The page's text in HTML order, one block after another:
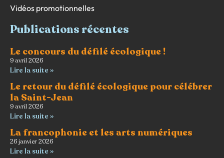
Vidéos promotionnelles
Publications récentes
Le concours du défilé écologique !
9 avril 2026
Lire la suite »
Le retour du défilé écologique pour célébrer
la Saint-Jean
9 avril 2026
Lire la suite »
La francophonie et les arts numériques
26 janvier 2026
Lire la suite »